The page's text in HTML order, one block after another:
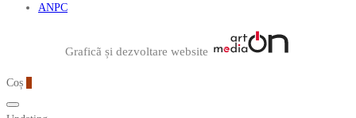
ANPC
Graficã și dezvoltare website
Coș